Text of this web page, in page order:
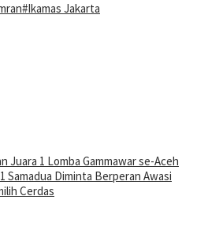
#Ikamas Jakarta
Juara 1 Lomba Gammawar se-Aceh
Samadua Diminta Berperan Awasi
Cerdas